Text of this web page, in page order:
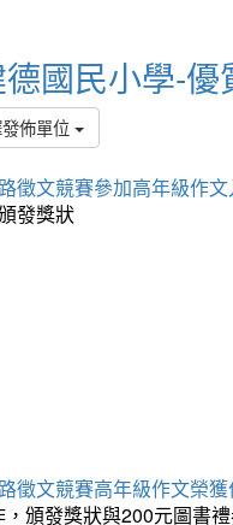
國民小學-優
佈單位
徵文競賽參加高年級作
發獎狀
徵文競賽高年級作文榮
頒發獎狀與200元圖書